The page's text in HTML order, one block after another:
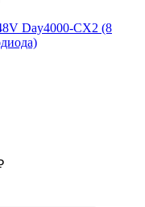
Day4000-CX2 (8